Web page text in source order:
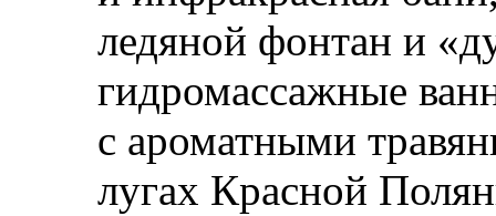
ледяной фонтан и
гидромассажные
с ароматными
лугах Красной